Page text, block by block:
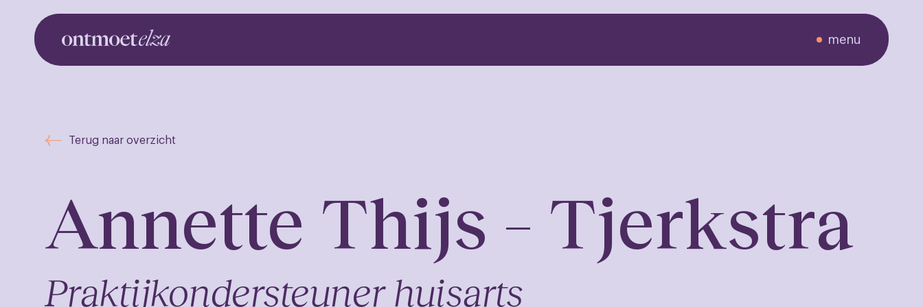
menu
Terug naar overzicht
Annette Thijs – Tjerkstra
Praktijkondersteuner huisarts